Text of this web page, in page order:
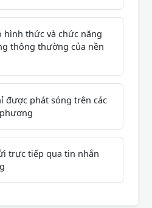
hình thức và chức năng
thông thường của nền
được phát sóng trên các
trực tiếp qua tin nhắn